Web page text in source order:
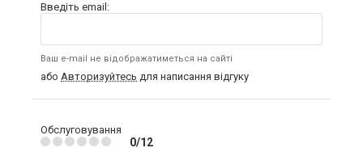
Введіть email:
Ваш e-mail не відображатиметься на сайті
або Авторизуйтесь для написання відгуку
Обслуговування
0/12